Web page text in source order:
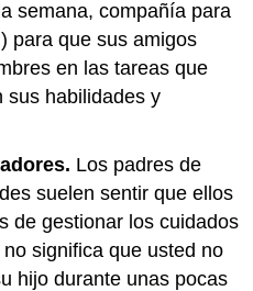
semana, compañía para
para que sus amigos
en las tareas que
sus habilidades y
Los padres de
suelen sentir que ellos
de gestionar los cuidados
significa que usted no
hijo durante unas pocas